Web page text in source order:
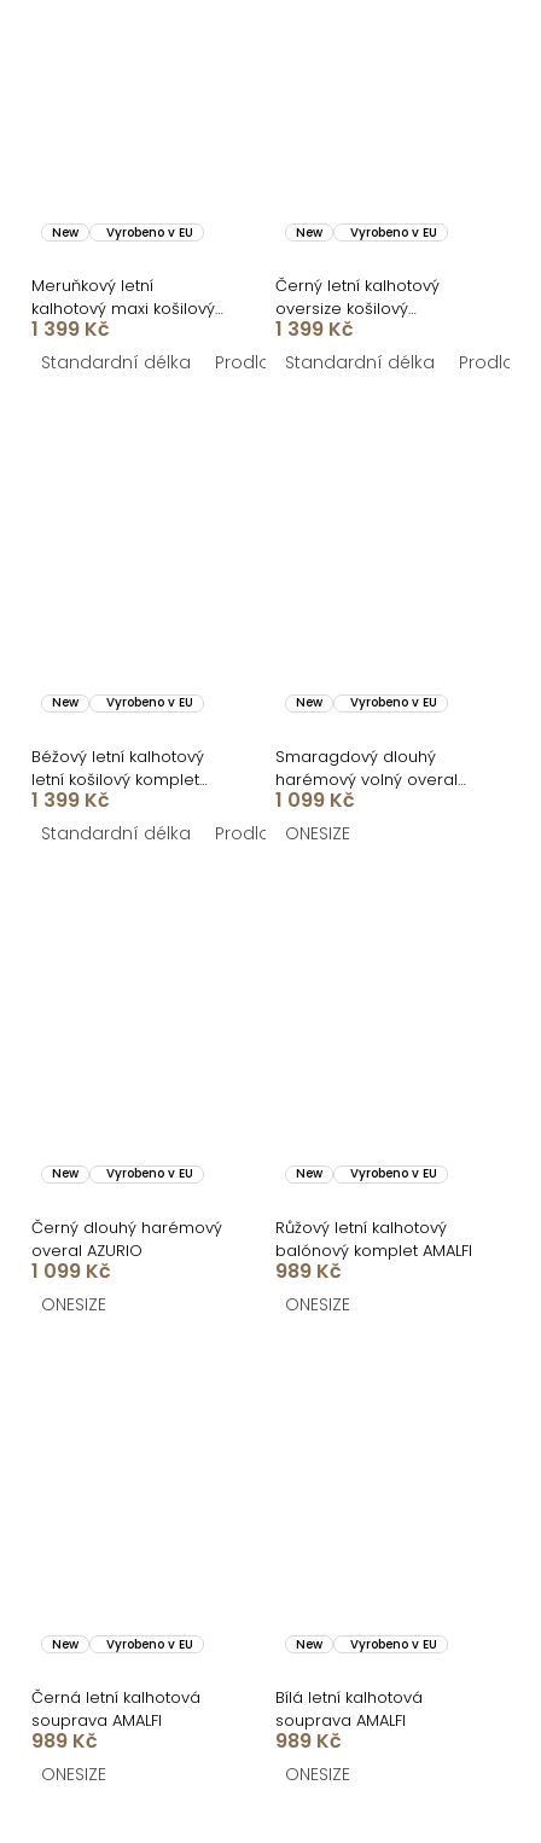
New Vyrobeno v EU
Meruňkový letní
kalhotový maxi košilový
komplet NOVELAYA
1 399 Kč
Standardní délka Prodloužená délka
New Vyrobeno v EU
Černý letní kalhotový
oversize košilový
komplet NOVELAYA
1 399 Kč
Standardní délka
New Vyrobeno v EU
Béžový letní kalhotový
letní košilový komplet
NOVELAYA
1 399 Kč
Standardní délka Prodloužená délka
New Vyrobeno v EU
Smaragdový dlouhý
harémový volný overal
AZURIO
1 099 Kč
ONESIZE
New Vyrobeno v EU
Černý dlouhý harémový
overal AZURIO
1 099 Kč
ONESIZE
New Vyrobeno v EU
Růžový letní kalhotový
balónový komplet AMALFI
989 Kč
ONESIZE
New Vyrobeno v EU
Černá letní kalhotová
souprava AMALFI
989 Kč
ONESIZE
New Vyrobeno v EU
Bílá letní kalhotová
souprava AMALFI
989 Kč
ONESIZE